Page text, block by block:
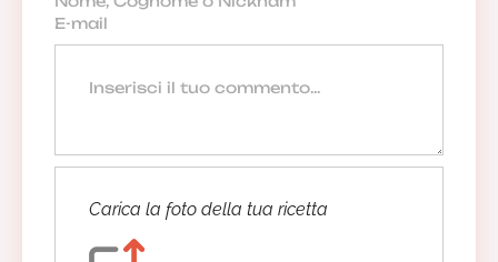
Carica la foto della tua ricetta